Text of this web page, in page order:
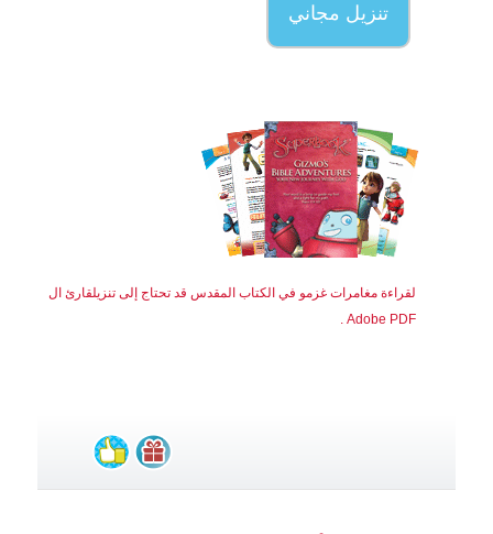
تنزيل مجاني
لقراءة مغامرات غزمو في الكتاب المقدس قد تحتاج إلى تنزيلقارئ ال
Adobe PDF